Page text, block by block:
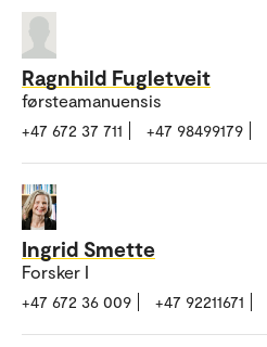
Ragnhild Fugletveit
førsteamanuensis
+47 672 37 711 +47 98499179
Ingrid Smette
Forsker I
+47 672 36 009 +47 92211671